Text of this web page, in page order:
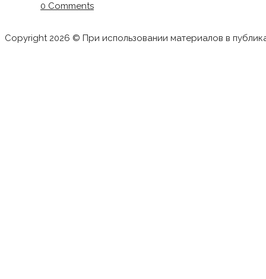
0 Comments
Copyright 2026 © При использовании материалов в